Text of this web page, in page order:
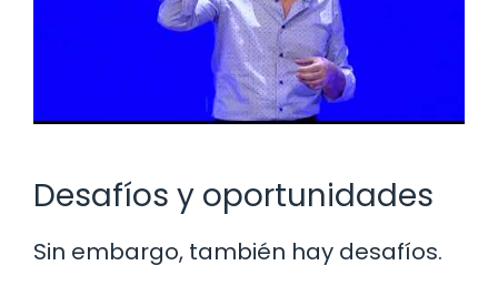
Desafíos y oportunidades
Sin embargo, también hay desafíos.